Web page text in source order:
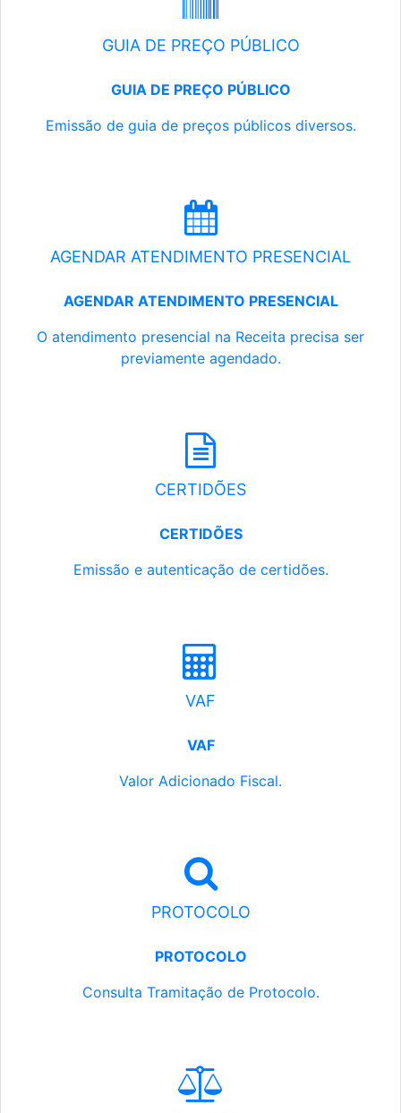
GUIA DE PREÇO PÚBLICO
GUIA DE PREÇO PÚBLICO
Emissão de guia de preços públicos diversos.
AGENDAR ATENDIMENTO PRESENCIAL
AGENDAR ATENDIMENTO PRESENCIAL
O atendimento presencial na Receita precisa ser
previamente agendado.
CERTIDÕES
CERTIDÕES
Emissão e autenticação de certidões.
VAF
VAF
Valor Adicionado Fiscal.
PROTOCOLO
PROTOCOLO
Consulta Tramitação de Protocolo.